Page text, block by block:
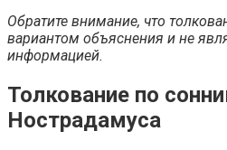
Обратите внимание, что
вариантом объяснения и не
информацией.
Толкование по
Нострадамуса